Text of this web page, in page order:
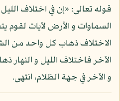
قوله تعالى: «إن في اختلاف الليل
السماوات و الأرض لآيات لقوم
الاختلاف ذهاب كل واحد من
الآخر فاختلاف الليل و النهار
و الآخر في جهة الظلام، انتهى.